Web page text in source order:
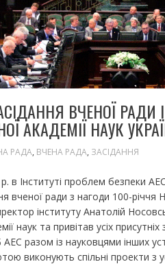
ВЧЕНОЇ РАДИ
АКАДЕМІЇ НАУК
РАДА, ВЧЕНА РАДА, ЗАСІДАННЯ
в Інституті проблем безпеки
вченої ради з нагоди 100-
інституту Анатолій
наук та привітав усіх
АЕС разом із науковцями інших
виконують спільні проекти з